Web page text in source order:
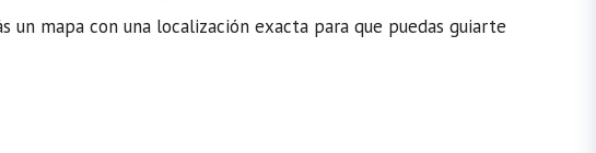
un mapa con una localización exacta para que puedas guiarte